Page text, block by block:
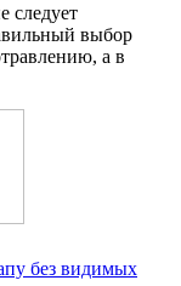
следует
выбор
а в
без видимых